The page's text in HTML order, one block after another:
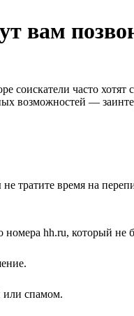
вам
часто хотят
возможностей —
тратите время на
hh.ru, который не
или спамом.